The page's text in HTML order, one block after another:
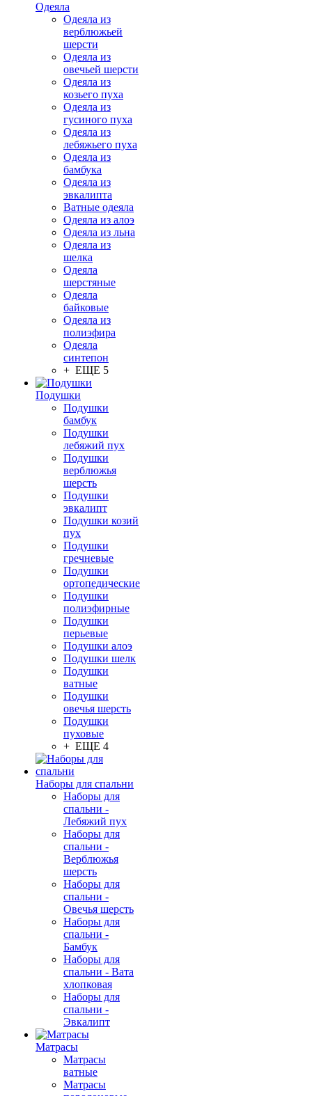
Одеяла
Одеяла из
верблюжьей
шерсти
Одеяла из
овечьей шерсти
Одеяла из
козьего пуха
Одеяла из
гусиного пуха
Одеяла из
лебяжьего пуха
Одеяла из
бамбука
Одеяла из
эвкалипта
Ватные одеяла
Одеяла из алоэ
Одеяла из льна
Одеяла из
шелка
Одеяла
шерстяные
Одеяла
байковые
Одеяла из
полиэфира
Одеяла
синтепон
+ ЕЩЕ 5
Подушки
Подушки
бамбук
Подушки
лебяжий пух
Подушки
верблюжья
шерсть
Подушки
эвкалипт
Подушки козий
пух
Подушки
гречневые
Подушки
ортопедические
Подушки
полиэфирные
Подушки
перьевые
Подушки алоэ
Подушки шелк
Подушки
ватные
Подушки
овечья шерсть
Подушки
пуховые
+ ЕЩЕ 4
Наборы для спальни
Наборы для
спальни -
Лебяжий пух
Наборы для
спальни -
Верблюжья
шерсть
Наборы для
спальни -
Овечья шерсть
Наборы для
спальни -
Бамбук
Наборы для
спальни - Вата
хлопковая
Наборы для
спальни -
Эвкалипт
Матрасы
Матрасы
ватные
Матрасы